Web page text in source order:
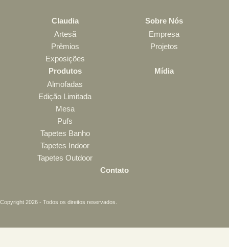
Claudia
Artesã
Prêmios
Exposições
Sobre Nós
Empresa
Projetos
Produtos
Almofadas
Edição Limitada
Mesa
Pufs
Tapetes Banho
Tapetes Indoor
Tapetes Outdoor
Mídia
Contato
Copyright 2026 - Todos os direitos reservados.